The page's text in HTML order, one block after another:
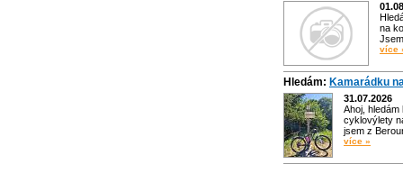
na
více
Hledám: Kamarádku
31.07.2026
Ahoj,
cyklovýlety
jsem z
více »